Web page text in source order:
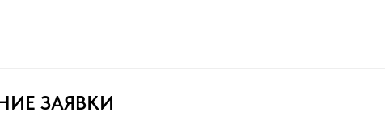
ЗАЯВКИ